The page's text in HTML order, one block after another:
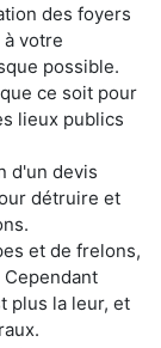
des foyers
votre
possible.
ce soit pour
lieux publics
d'un devis
détruire et
et de frelons,
plus la leur, et